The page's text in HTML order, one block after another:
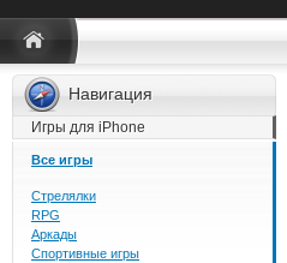
Навигация
Игры для iPhone
Все игры
Стрелялки
RPG
Аркады
Спортивные игры